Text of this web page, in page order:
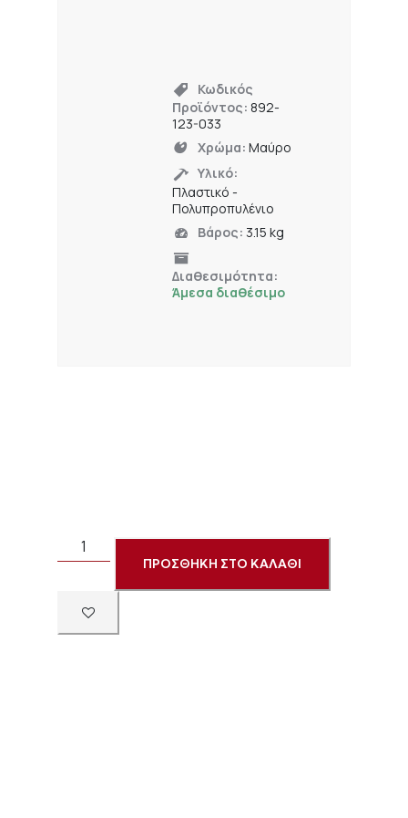
Κωδικός
Προϊόντος: 892-
123-033
Χρώμα: Μαύρο
Υλικό:
Πλαστικό -
Πολυπροπυλένιο
Βάρος: 3.15 kg
Διαθεσιμότητα:
Άμεσα διαθέσιμο
ΠΡΟΣΘΗΚΗ ΣΤΟ ΚΑΛΑΘΙ